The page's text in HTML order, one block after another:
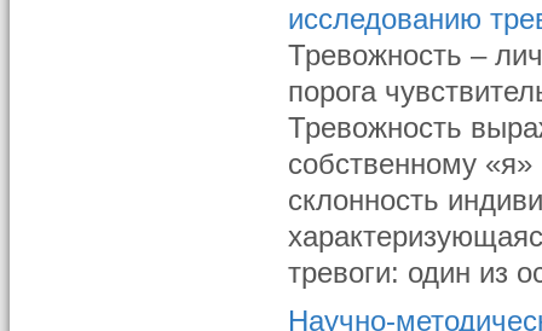
исследованию
Тревожность –
порога
Тревожность
собственному
склонность
тревоги: один из
Научно-